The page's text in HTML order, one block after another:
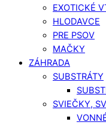
EXOTICKÉ
HLODAVCE
PRE PSOV
MAČKY
ZÁHRADA
SUBSTRÁTY
SVIEČKY,